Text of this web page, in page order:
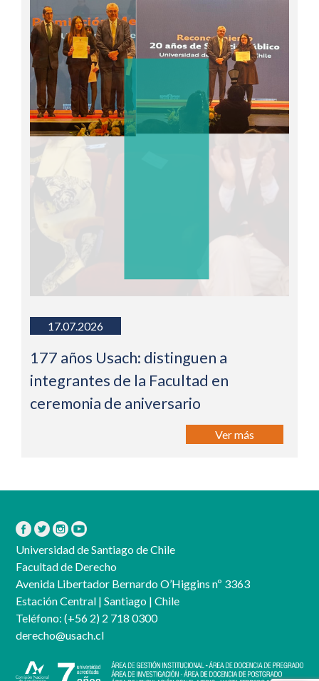
17.07.2026
177 años Usach: distinguen a
integrantes de la Facultad en
ceremonia de aniversario
Ver más
Universidad de Santiago de Chile
Facultad de Derecho
Avenida Libertador Bernardo O’Higgins nº 3363
Estación Central | Santiago | Chile
Teléfono: (+56 2) 2 718 0300
derecho@usach.cl